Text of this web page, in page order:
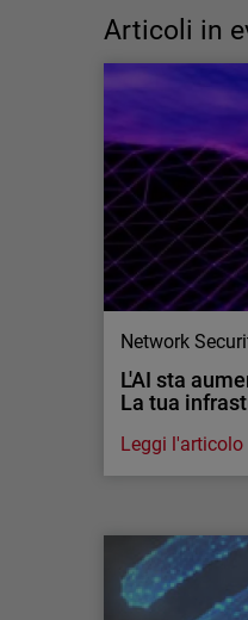
è, in realtà,
più che di
possono
Articoli in
Network
L'AI sta
La tua
L'AI sta
La tua
L'AI sta
Leggi l'articolo